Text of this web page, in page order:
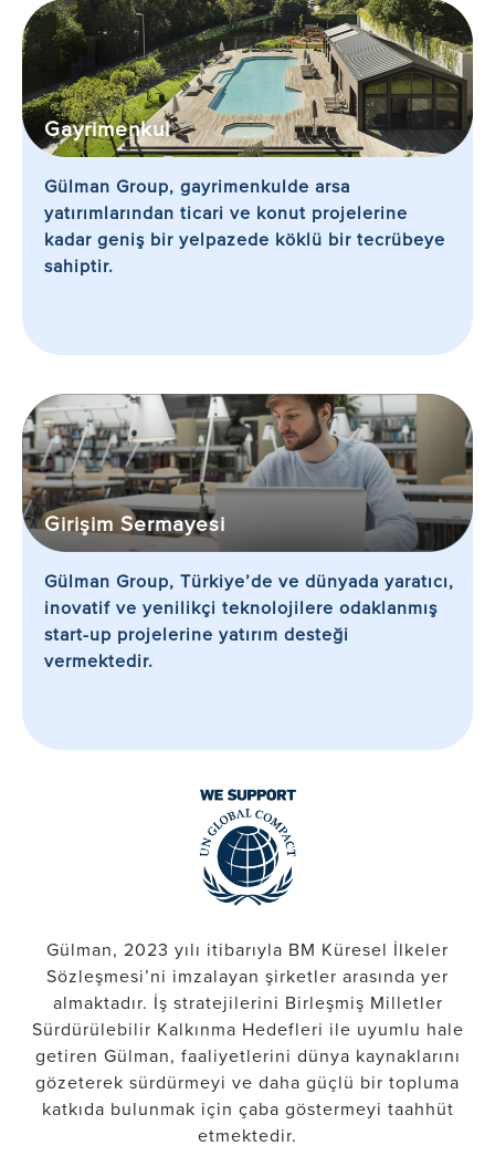
Gayrimenkul
Gülman Group, gayrimenkulde arsa
yatırımlarından ticari ve konut projelerine
kadar geniş bir yelpazede köklü bir tecrübeye
sahiptir.
Girişim Sermayesi
Gülman Group, Türkiye’de ve dünyada yaratıcı,
inovatif ve yenilikçi teknolojilere odaklanmış
start-up projelerine yatırım desteği
vermektedir.
Gülman, 2023 yılı itibarıyla BM Küresel İlkeler
Sözleşmesi’ni imzalayan şirketler arasında yer
almaktadır. İş stratejilerini Birleşmiş Milletler
Sürdürülebilir Kalkınma Hedefleri ile uyumlu hale
getiren Gülman, faaliyetlerini dünya kaynaklarını
gözeterek sürdürmeyi ve daha güçlü bir topluma
katkıda bulunmak için çaba göstermeyi taahhüt
etmektedir.